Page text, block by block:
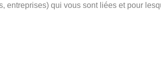
entreprises) qui vous sont liées et pour